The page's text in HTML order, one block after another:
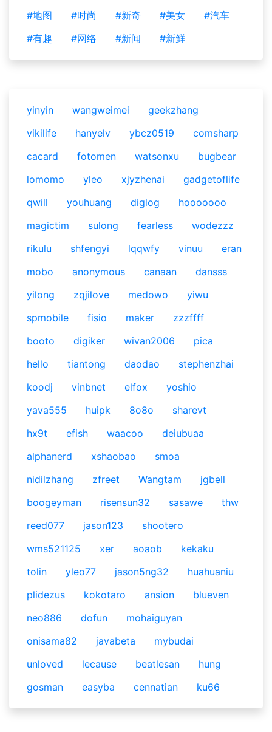
#地图
#时尚 #新奇 #美女
#汽车
#有趣
#网络 #新闻 #新鲜
yinyin wangweimei
geekzhang
vikilife
hanyelv ybcz0519
comsharp
cacard
fotomen watsonxu
bugbear
lomomo
yleo xjyzhenai
gadgetoflife
qwill
youhuang diglog
hooooooo
magictim
sulong fearless
wodezzz
rikulu
shfengyi lqqwfy vinuu
eran
mobo
anonymous canaan
dansss
yilong
zqjilove medowo
yiwu
spmobile
fisio maker
zzzffff
booto
digiker wivan2006
pica
hello
tiantong daodao
stephenzhai
koodj
vinbnet elfox
yoshio
yava555
huipk 8o8o
sharevt
hx9t
efish waacoo
deiubuaa
alphanerd
xshaobao
smoa
nidilzhang
zfreet Wangtam
jgbell
boogeyman
risensun32 sasawe
thw
reed077
jason123
shootero
wms521125
xer aoaob
kekaku
tolin
yleo77 jason5ng32
huahuaniu
plidezus
kokotaro ansion
blueven
neo886
dofun
mohaiguyan
onisama82
javabeta
mybudai
unloved
lecause beatlesan
hung
gosman
easyba cennatian ku66